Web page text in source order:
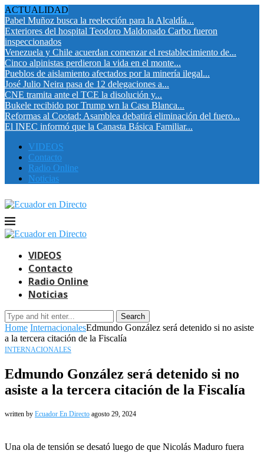
ACTUALIDAD
Pabel Muñoz busca la reelección para la Alcaldía...
Exteriores del hospital Teodoro Maldonado Carbo fueron
inspeccionados
Venezuela y Chile acuerdan comenzar el restablecimiento de...
Cinco alpinistas perdieron la vida en el monte...
Pueblos de aislamiento afectados por la minería ilegal...
José Julio Neira pasa de 12 delegaciones a...
CNE tramita ante el TCE la disolución y...
Bukele recibido por Trump wn la Casa Blanca...
Reformas al Cootad: Asamblea debatirá eliminación del fuero...
El INEC informó que la Canasta Básica Familiar...
VIDEOS
Contacto
Radio Online
Noticias
VIDEOS
Contacto
Radio Online
Noticias
Search
Home InternacionalesEdmundo González será detenido si no asiste
a la tercera citación de la Fiscalía
INTERNACIONALES
Edmundo González será detenido si no
asiste a la tercera citación de la Fiscalía
written by Ecuador En Directo agosto 29, 2024
Una ola de tensión se desató luego de que Nicolás Maduro fuera